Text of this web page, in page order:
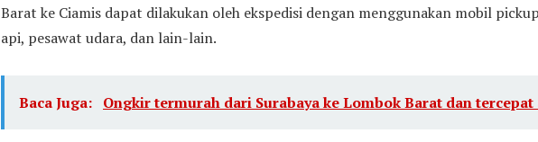
Barat ke Ciamis dapat dilakukan oleh ekspedisi dengan menggunakan mobil
api, pesawat udara, dan lain-lain.
Baca Juga: Ongkir termurah dari Surabaya ke Lombok Barat dan